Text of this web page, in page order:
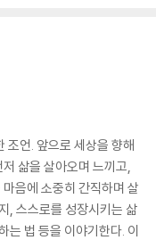
조언. 앞으로 세상을 향해
삶을 살아오며 느끼고,
음에 소중히 간직하며 살
, 스스로를 성장시키는 삶
는 법 등을 이야기한다. 이